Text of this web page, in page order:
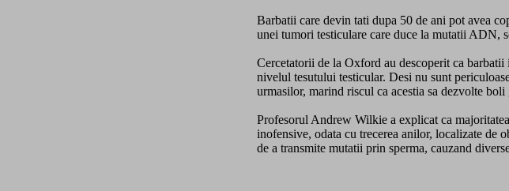
Barbatii care devin tati dupa 50 de ani pot avea
unei tumori testiculare care duce la mutatii ADN,
Cercetatorii de la Oxford au descoperit ca
nivelul tesutului testicular. Desi nu sunt
urmasilor, marind riscul ca acestia sa dezvolte
Profesorul Andrew Wilkie a explicat ca
inofensive, odata cu trecerea anilor, localizate de
de a transmite mutatii prin sperma, cauzand